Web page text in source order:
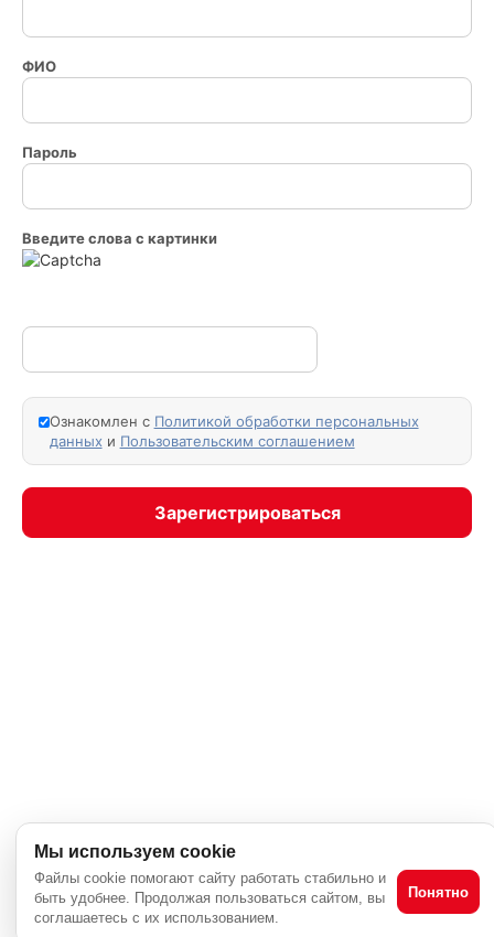
Мы используем cookie
Файлы cookie помогают сайту работать стабильно и
быть удобнее. Продолжая пользоваться сайтом, вы
соглашаетесь с их использованием.
Понятно
ФИО
Пароль
Введите слова с картинки
Ознакомлен с Политикой обработки персональных
данных и Пользовательским соглашением